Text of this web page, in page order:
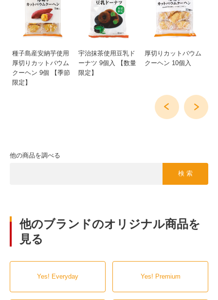
種子島産安納芋使用
厚切りカットバウム
クーヘン 9個 【季節
限定】
宇治抹茶使用豆乳ド
ーナツ 9個入 【数量
限定】
厚切りカットバウム
クーヘン 10個入
他の商品を調べる
検 索
他のブランドのオリジナル商品を
見る
Yes! Everyday Yes! Premium